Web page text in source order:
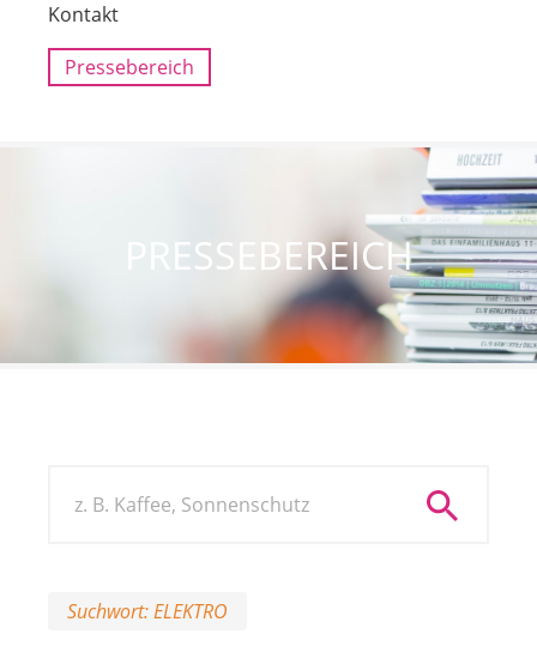
Kontakt
Pressebereich
PRESSEBEREICH
Suchwort: ELEKTRO